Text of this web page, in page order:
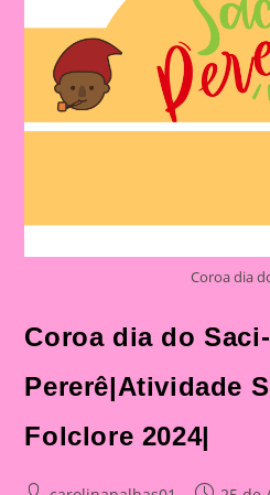
Coroa dia
Coroa dia do Saci-
Pererê|Atividade
Folclore 2024|